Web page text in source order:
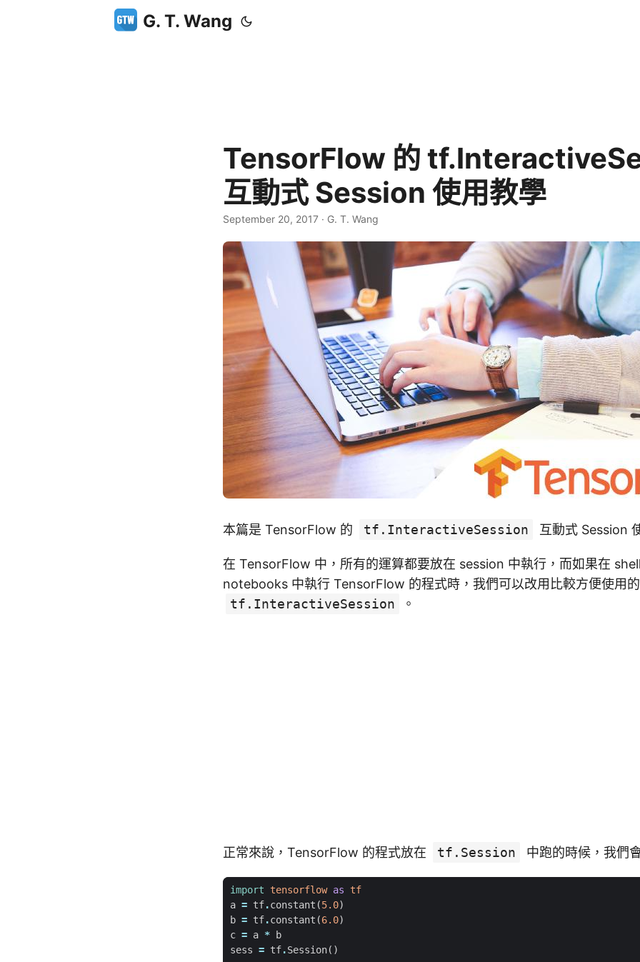
G. T. Wang
TensorFlow 的
互動式 Session 使用教學
September 20, 2017 · G. T. Wang
本篇是 TensorFlow 的 tf.InteractiveSession 互動式 Session
在 TensorFlow 中，所有的運算都要放在 session 中執行，而如果在
notebooks 中執行 TensorFlow 的程式時，我們可以改用比較方便使用的
tf.InteractiveSession
。
正常來說，TensorFlow 的程式放在 tf.Session 中跑的時候，我們
import tensorflow as
tf
a = tf.constant (5.0)
b = tf.constant (6.0)
c = a *
b
sess = tf.Session()